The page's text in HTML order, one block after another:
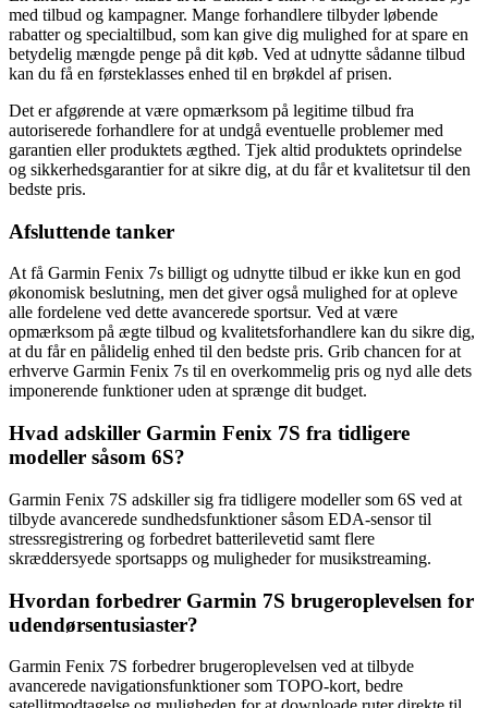
med tilbud og kampagner. Mange forhandlere tilbyder løbende
rabatter og specialtilbud, som kan give dig mulighed for at spare en
betydelig mængde penge på dit køb. Ved at udnytte sådanne tilbud
kan du få en førsteklasses enhed til en brøkdel af prisen.
Det er afgørende at være opmærksom på legitime tilbud fra
autoriserede forhandlere for at undgå eventuelle problemer med
garantien eller produktets ægthed. Tjek altid produktets oprindelse
og sikkerhedsgarantier for at sikre dig, at du får et kvalitetsur til den
bedste pris.
Afsluttende tanker
At få Garmin Fenix 7s billigt og udnytte tilbud er ikke kun en god
økonomisk beslutning, men det giver også mulighed for at opleve
alle fordelene ved dette avancerede sportsur. Ved at være
opmærksom på ægte tilbud og kvalitetsforhandlere kan du sikre dig,
at du får en pålidelig enhed til den bedste pris. Grib chancen for at
erhverve Garmin Fenix 7s til en overkommelig pris og nyd alle dets
imponerende funktioner uden at sprænge dit budget.
Hvad adskiller Garmin Fenix 7S fra tidligere
modeller såsom 6S?
Garmin Fenix 7S adskiller sig fra tidligere modeller som 6S ved at
tilbyde avancerede sundhedsfunktioner såsom EDA-sensor til
stressregistrering og forbedret batterilevetid samt flere
skræddersyede sportsapps og muligheder for musikstreaming.
Hvordan forbedrer Garmin 7S brugeroplevelsen for
udendørsentusiaster?
Garmin Fenix 7S forbedrer brugeroplevelsen ved at tilbyde
avancerede navigationsfunktioner som TOPO-kort, bedre